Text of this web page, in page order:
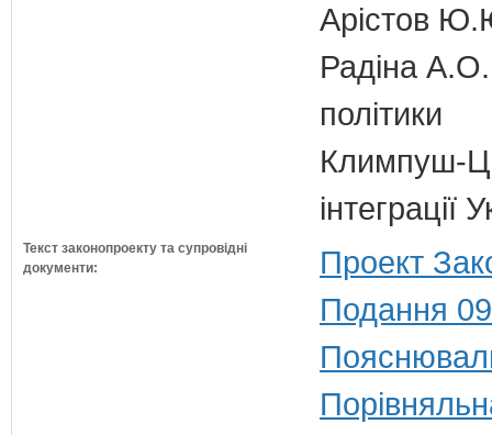
Арістов
Радіна А.О.
політики
Климпуш-
Текст законопроекту та супровідні
документи:
Проект
Подання